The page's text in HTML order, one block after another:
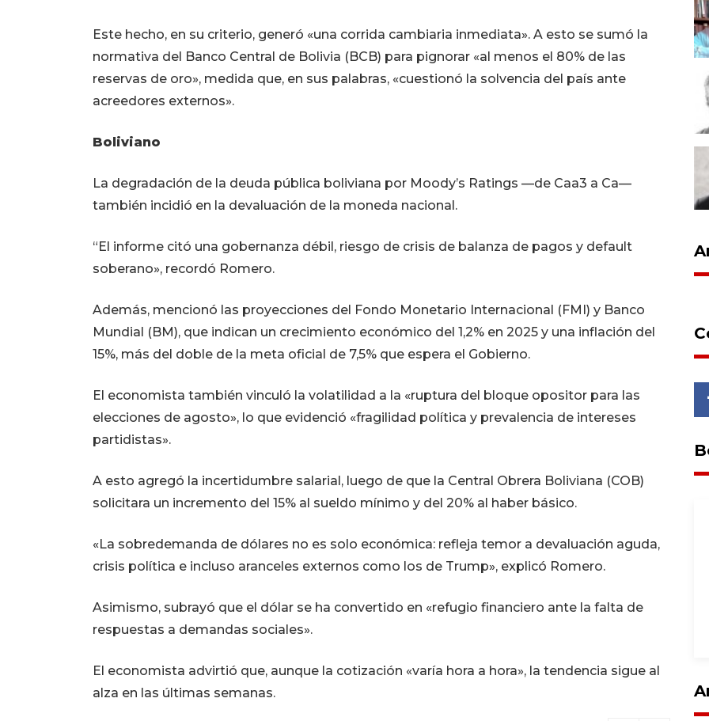
Este hecho, en su criterio, generó «una corrida cambiaria inmediata». A esto se sumó la
normativa del Banco Central de Bolivia (BCB) para pignorar «al menos el 80% de las
reservas de oro», medida que, en sus palabras, «cuestionó la solvencia del país ante
acreedores externos».
Boliviano
La degradación de la deuda pública boliviana por Moody’s Ratings —de Caa3 a Ca—
también incidió en la devaluación de la moneda nacional.
“El informe citó una gobernanza débil, riesgo de crisis de balanza de pagos y default
soberano», recordó Romero.
Además, mencionó las proyecciones del Fondo Monetario Internacional (FMI) y Banco
Mundial (BM), que indican un crecimiento económico del 1,2% en 2025 y una inflación del
15%, más del doble de la meta oficial de 7,5% que espera el Gobierno.
El economista también vinculó la volatilidad a la «ruptura del bloque opositor para las
elecciones de agosto», lo que evidenció «fragilidad política y prevalencia de intereses
partidistas».
A esto agregó la incertidumbre salarial, luego de que la Central Obrera Boliviana (COB)
solicitara un incremento del 15% al sueldo mínimo y del 20% al haber básico.
«La sobredemanda de dólares no es solo económica: refleja temor a devaluación aguda,
crisis política e incluso aranceles externos como los de Trump», explicó Romero.
Asimismo, subrayó que el dólar se ha convertido en «refugio financiero ante la falta de
respuestas a demandas sociales».
El economista advirtió que, aunque la cotización «varía hora a hora», la tendencia sigue al
alza en las últimas semanas.